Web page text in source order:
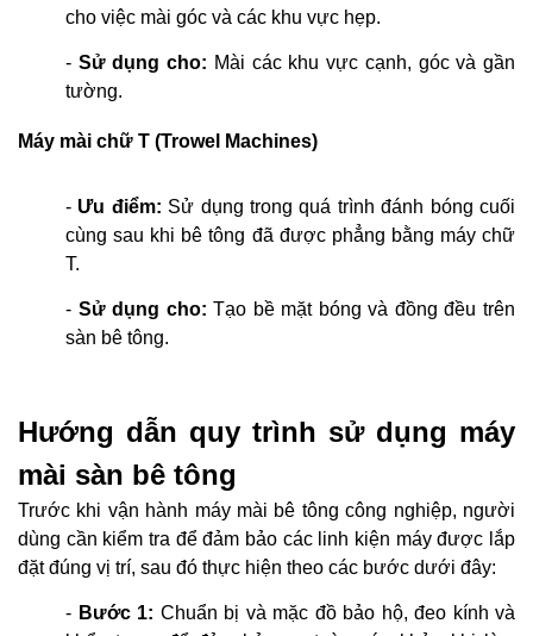
cho việc mài góc và các khu vực hẹp.
- Sử dụng cho: Mài các khu vực cạnh, góc và gần
tường.
Máy mài chữ T (Trowel Machines)
- Ưu điểm: Sử dụng trong quá trình đánh bóng cuối
cùng sau khi bê tông đã được phẳng bằng máy chữ
T.
- Sử dụng cho: Tạo bề mặt bóng và đồng đều trên
sàn bê tông.
Hướng dẫn quy trình sử dụng máy
mài sàn bê tông
Trước khi vận hành máy mài bê tông công nghiệp, người
dùng cần kiểm tra để đảm bảo các linh kiện máy được lắp
đặt đúng vị trí, sau đó thực hiện theo các bước dưới đây:
- Bước 1: Chuẩn bị và mặc đồ bảo hộ, đeo kính và